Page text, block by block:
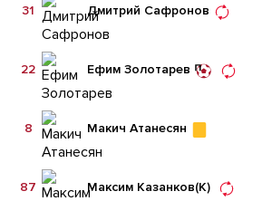
Дмитрий Сафронов
31
Ефим Золотарев
22
Макич Атанесян
8
Максим Казанков(К)
87